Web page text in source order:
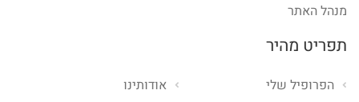
מנהל האתר
תפריט מהיר
אודותינו
הפרופיל שלי